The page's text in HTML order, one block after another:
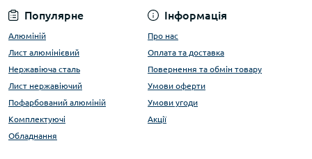
Популярне
Алюміній
Лист алюмінієвий
Нержавіюча сталь
Лист нержавіючий
Пофарбований алюміній
Комплектуючі
Обладнання
Інформація
Про нас
Оплата та доставка
Повернення та обмін товару
Умови оферти
Умови угоди
Акції